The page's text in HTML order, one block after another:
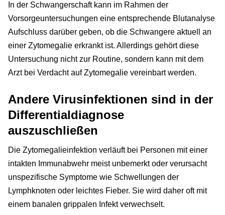
In der Schwangerschaft kann im Rahmen der
Vorsorgeuntersuchungen eine entsprechende Blutanalyse
Aufschluss darüber geben, ob die Schwangere aktuell an
einer Zytomegalie erkrankt ist. Allerdings gehört diese
Untersuchung nicht zur Routine, sondern kann mit dem
Arzt bei Verdacht auf Zytomegalie vereinbart werden.
Andere Virusinfektionen sind in der
Differentialdiagnose
auszuschließen
Die Zytomegalieinfektion verläuft bei Personen mit einer
intakten Immunabwehr meist unbemerkt oder verursacht
unspezifische Symptome wie Schwellungen der
Lymphknoten oder leichtes Fieber. Sie wird daher oft mit
einem banalen grippalen Infekt verwechselt.